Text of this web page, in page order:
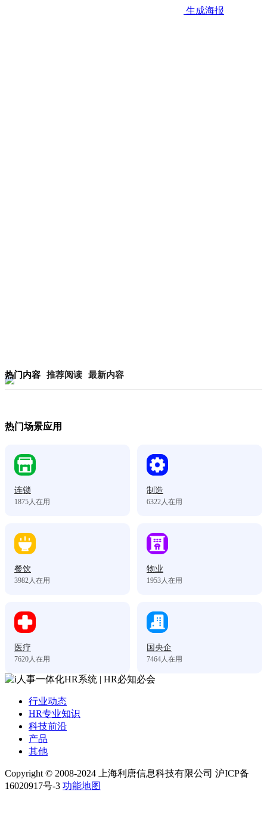
生成海报
热门内容 推荐阅读 最新内容
热门场景应用
连锁
1875人在用
制造
6322人在用
餐饮
3982人在用
物业
1953人在用
医疗
7620人在用
国央企
7464人在用
行业动态
HR专业知识
科技前沿
产品
其他
Copyright © 2008-2024 上海利唐信息科技有限公司 沪ICP备
16020917号-3 功能地图